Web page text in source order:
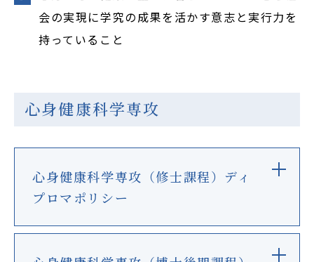
会の実現に学究の成果を活かす意志と実行力を
持っていること
心身健康科学専攻
心身健康科学専攻（修士課程）ディ
プロマポリシー